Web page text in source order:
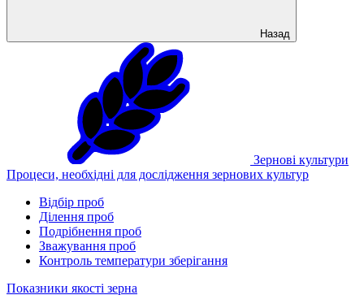
Назад
Зернові культури
Процеси, необхідні для дослідження зернових культур
Відбір проб
Ділення проб
Подрібнення проб
Зважування проб
Контроль температури зберігання
Показники якості зерна